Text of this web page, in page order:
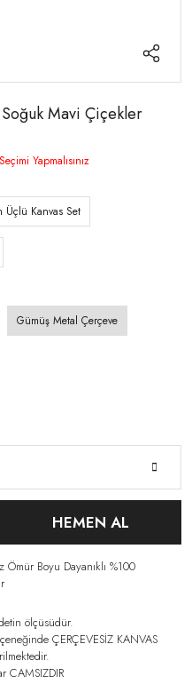
Mavi Çiçekler
Yapmalısınız
Üçlü Kanvas Set
Gümüş Metal Çerçeve
HEMEN AL
Ömür Boyu Dayanıklı %100
ölçüsüdür.
ÇERÇEVESİZ KANVAS
CAMSIZDIR